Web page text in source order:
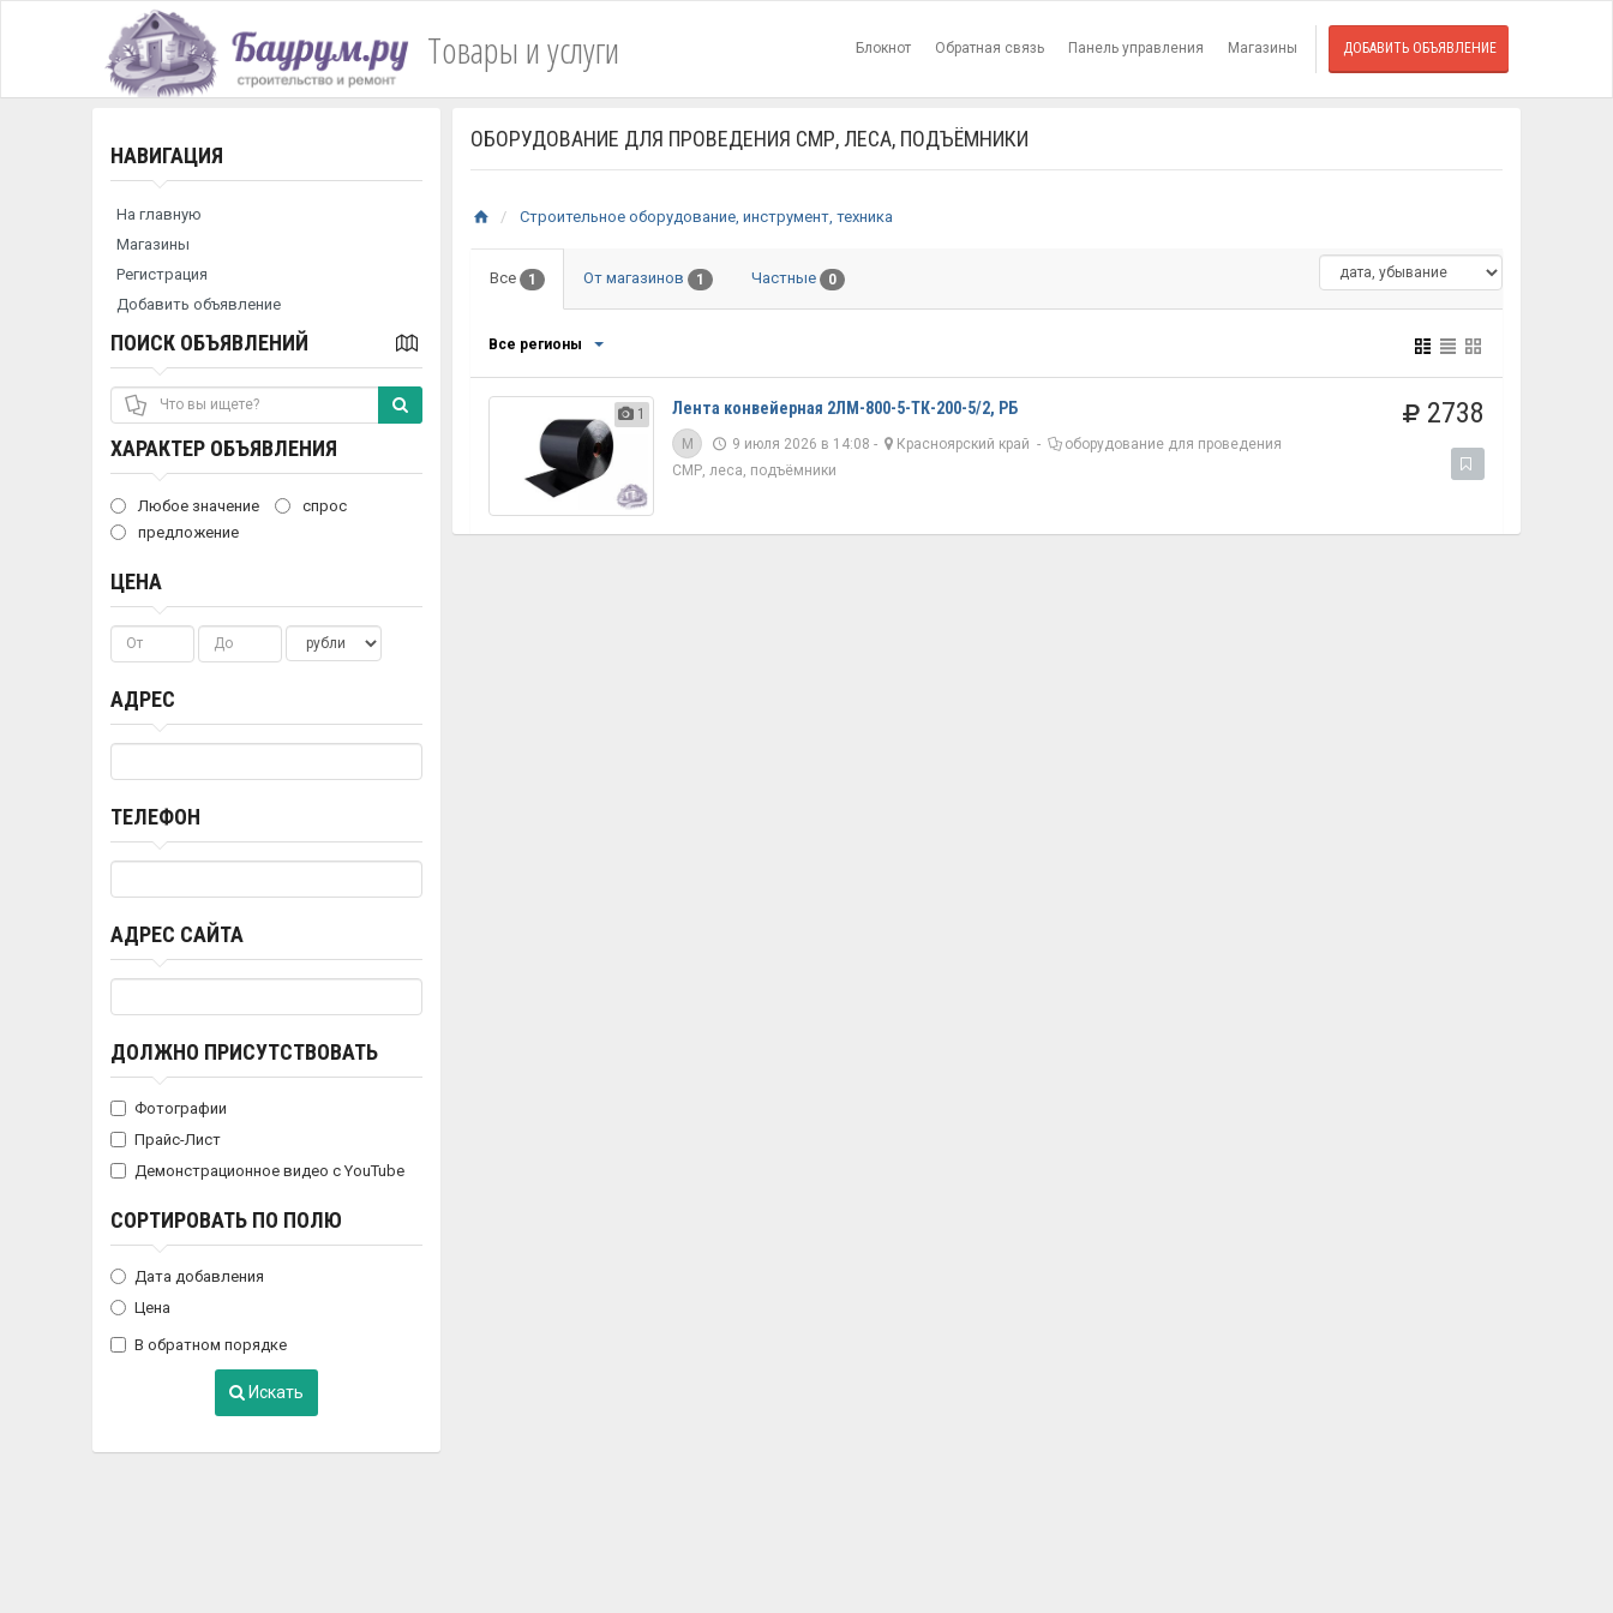
Товары и услуги Блокнот Обратная связь Панель управления Магазины ДОБАВИТЬ ОБЪЯВЛЕНИЕ
НАВИГАЦИЯ
На главную
Магазины
Регистрация
Добавить объявление
ПОИСК ОБЪЯВЛЕНИЙ
ХАРАКТЕР ОБЪЯВЛЕНИЯ
Любое значение
спрос
предложение
ЦЕНА
АДРЕС
ТЕЛЕФОН
АДРЕС САЙТА
ДОЛЖНО ПРИСУТСТВОВАТЬ
Фотографии
Прайс-Лист
Демонстрационное видео с YouTube
СОРТИРОВАТЬ ПО ПОЛЮ
Дата добавления
Цена
В обратном порядке
Искать
ОБОРУДОВАНИЕ ДЛЯ ПРОВЕДЕНИЯ СМР, ЛЕСА, ПОДЪЁМНИКИ
Строительное оборудование, инструмент, техника
Все 1 От магазинов 1 Частные 0
Все регионы
1 Лента конвейерная 2ЛМ-800-5-ТК-200-5/2, РБ
M 9 июля 2026 в 14:08 - Красноярский край -
оборудование для проведения
СМР, леса, подъёмники
2738